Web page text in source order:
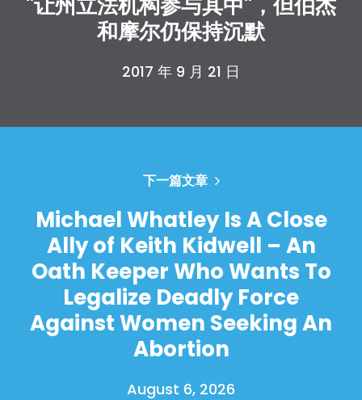
和摩尔仍保持沉默
2017 年 9 月 21 日
下一篇文章
Michael Whatley Is A Close
Ally of Keith Kidwell – An
Oath Keeper Who Wants To
Legalize Deadly Force
Against Women Seeking An
Abortion
August 6, 2026